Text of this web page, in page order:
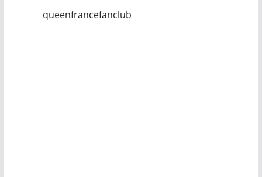
queenfrancefanclub